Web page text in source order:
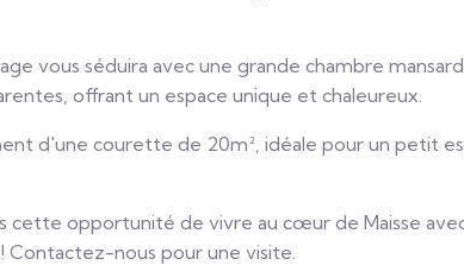
vous séduira avec une grande chambre
offrant un espace unique et chaleureux.
d'une courette de 20m², idéale pour un petit
cette opportunité de vivre au cœur de Maisse
Contactez-nous pour une visite.